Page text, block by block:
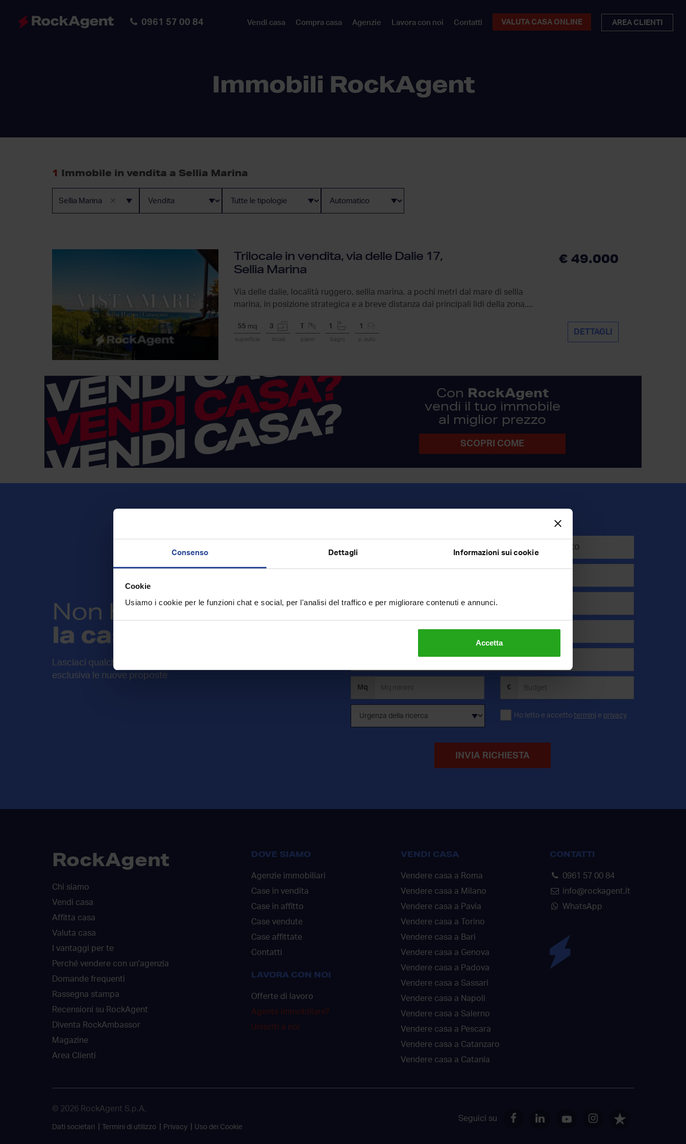
Consenso Dettagli Informazioni sui cookie
Cookie
Usiamo i cookie per le funzioni chat e social, per l'analisi del traffico e per migliorare contenuti e annunci.
Accetta
0961 57 00 84 Vendi casa Compra casa Agenzie Lavora con noi Contatti VALUTA CASA ONLINE AREA CLIENTI
Immobili RockAgent
1 Immobile in vendita a Sellia Marina
×
Sellia Marina
Trilocale in vendita, via delle Dalie 17,
Sellia Marina
€ 49.000
Via delle dalie, località ruggero, sellia marina. a pochi metri dal mare di sellia
marina, in posizione strategica e a breve distanza dai principali lidi della zona,...
55 mq
superficie
3
locali piano
1
bagni
1
p. auto
DETTAGLI
Con RockAgent
vendi il tuo immobile
al miglior prezzo
SCOPRI COME
Non hai trovato
la casa che cercavi?
Lasciaci qualche informazione sulla tua ricerca e riceverai in
esclusiva le nuove proposte
Affitto
Mq €
Ho letto e accetto termini e privacy
INVIA RICHIESTA
RockAgent
Chi siamo
Vendi casa
Affitta casa
Valuta casa
I vantaggi per te
Perché vendere con un'agenzia
Domande frequenti
Rassegna stampa
Recensioni su RockAgent
Diventa RockAmbassor
Magazine
Area Clienti
DOVE SIAMO
Agenzie immobiliari
Case in vendita
Case in affitto
Case vendute
Case affittate
Contatti
LAVORA CON NOI
Offerte di lavoro
Agente immobiliare?
Unisciti a noi
VENDI CASA
Vendere casa a Roma
Vendere casa a Milano
Vendere casa a Pavia
Vendere casa a Torino
Vendere casa a Bari
Vendere casa a Genova
Vendere casa a Padova
Vendere casa a Sassari
Vendere casa a Napoli
Vendere casa a Salerno
Vendere casa a Pescara
Vendere casa a Catanzaro
Vendere casa a Catania
CONTATTI
0961 57 00 84
info@rockagent.it
WhatsApp
Seguici su
© 2026 RockAgent S.p.A.
Dati societari Termini di utilizzo Privacy Uso dei Cookie